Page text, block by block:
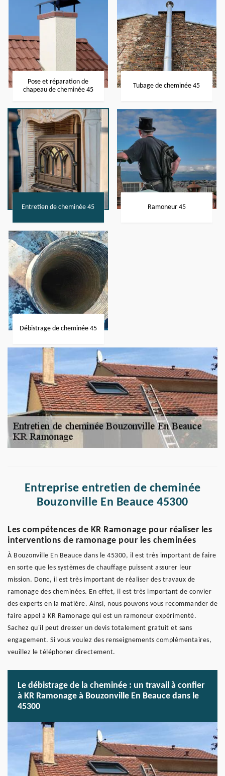
Pose et réparation de
chapeau de cheminée 45
Tubage de cheminée 45
Entretien de cheminée 45 Ramoneur 45
Débistrage de cheminée 45
Entreprise entretien de cheminée
Bouzonville En Beauce 45300
Les compétences de KR Ramonage pour réaliser les
interventions de ramonage pour les cheminées
À Bouzonville En Beauce dans le 45300, il est très important de faire
en sorte que les systèmes de chauffage puissent assurer leur
mission. Donc, il est très important de réaliser des travaux de
ramonage des cheminées. En effet, il est très important de convier
des experts en la matière. Ainsi, nous pouvons vous recommander de
faire appel à KR Ramonage qui est un ramoneur expérimenté.
Sachez qu'il peut dresser un devis totalement gratuit et sans
engagement. Si vous voulez des renseignements complémentaires,
veuillez le téléphoner directement.
Le débistrage de la cheminée : un travail à confier
à KR Ramonage à Bouzonville En Beauce dans le
45300